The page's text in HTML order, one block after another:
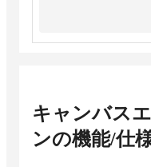
キャンバス
ンの機能/仕